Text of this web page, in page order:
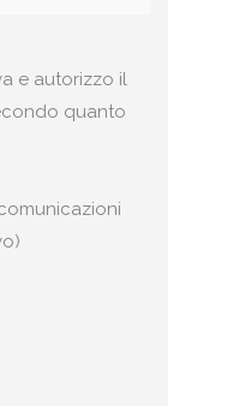
e autorizzo il
quanto